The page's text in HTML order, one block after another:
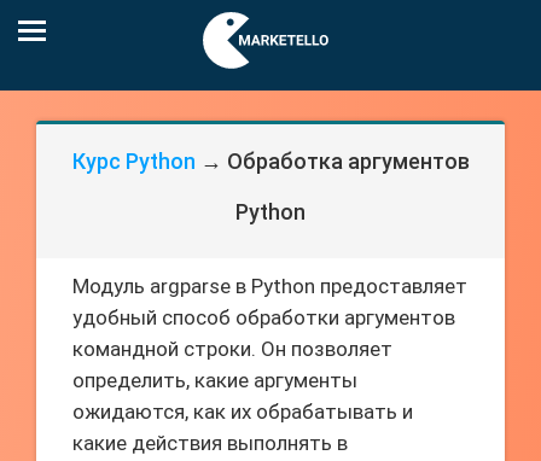
Курс Python → Обработка аргументов
Python
Модуль argparse в Python предоставляет
удобный способ обработки аргументов
командной строки. Он позволяет
определить, какие аргументы
ожидаются, как их обрабатывать и
какие действия выполнять в